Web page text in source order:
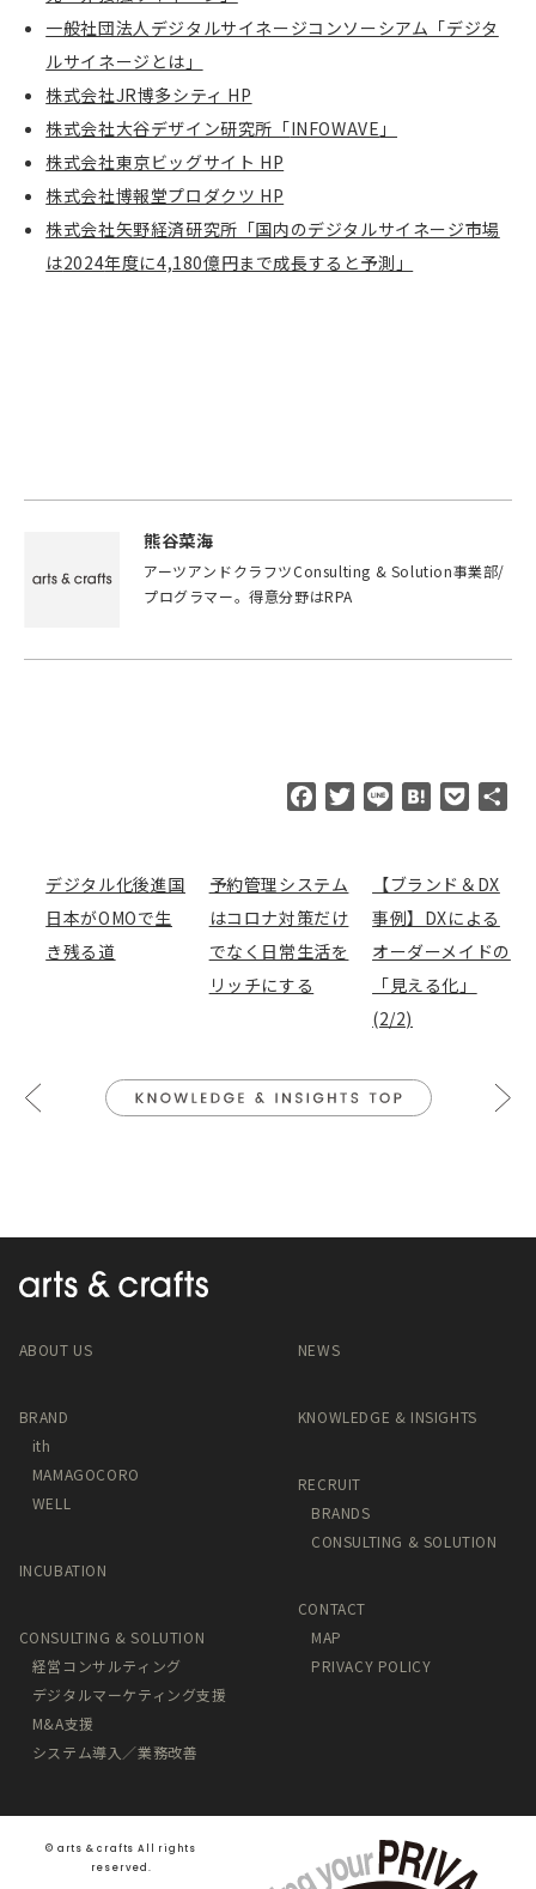
一般社団法人デジタルサイネージコンソーシアム「デジタ
ルサイネージとは」
株式会社JR博多シティ HP
株式会社大谷デザイン研究所「INFOWAVE 」
株式会社東京ビッグサイト HP
株式会社博報堂プロダクツ HP
株式会社矢野経済研究所「国内のデジタルサイネージ市場
は2024年度に4,180億円まで成長すると予測」
熊谷菜海
アーツアンドクラフツConsulting & Solution事業部/
プログラマー。得意分野はRPA
e
b
o
o
T
e
H
e
n
k
e
t
デジタル化後進国
日本がOMOで生
き残る道
予約管理システム
はコロナ対策だけ
でなく日常生活を
リッチにする
【ブランド＆DX
事例】DXによる
オーダーメイドの
「見える化」
(2/2)
ABOUT US
BRAND
ith
MAMAGOCORO
WELL
INCUBATION
CONSULTING & SOLUTION
経営コンサルティング
デジタルマーケティング支援
M&A支援
システム導入／業務改善
NEWS
KNOWLEDGE & INSIGHTS
RECRUIT
BRANDS
CONSULTING & SOLUTION
CONTACT
MAP
PRIVACY POLICY
©️ arts & crafts All rights
reserved.